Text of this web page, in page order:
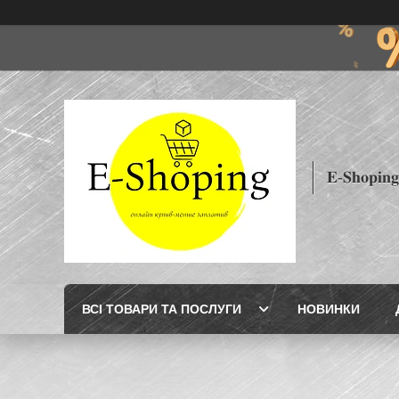
𝐄-𝐒𝐡𝐨𝐩𝐢𝐧𝐠
ВСІ ТОВАРИ ТА ПОСЛУГИ НОВИНКИ